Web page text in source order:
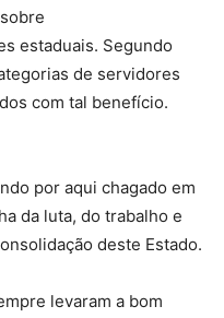
estaduais. Segundo
de servidores
com tal benefício.
por aqui chagado em
da luta, do trabalho e
deste Estado.
levaram a bom